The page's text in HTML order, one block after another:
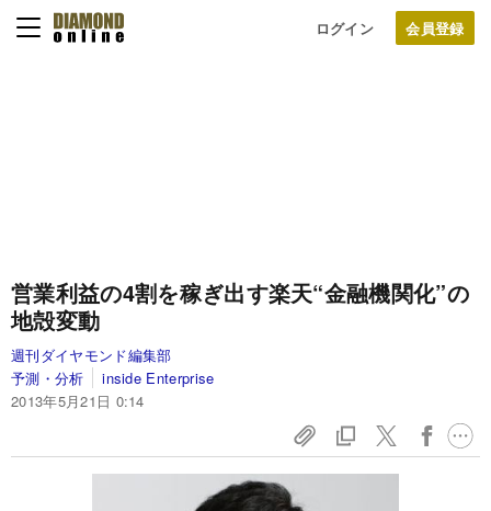
ログイン
営業利益の4割を稼ぎ出す楽天“金融機関化”の
地殻変動
週刊ダイヤモンド編集部
予測・分析
inside Enterprise
2013年5月21日 0:14